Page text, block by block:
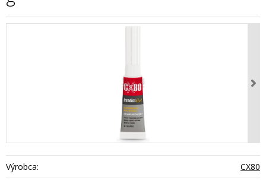
Výrobca:
CX80